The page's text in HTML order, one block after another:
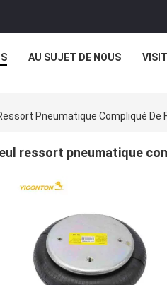
AU SUJET DE NOUS
Pneumatique Compliqué De
ressort pneumatique